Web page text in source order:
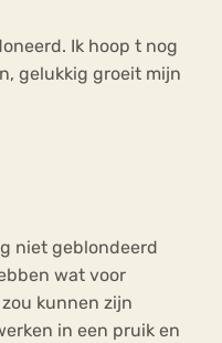
Ik hoop t nog
gelukkig groeit mijn
niet geblondeerd
wat voor
kunnen zijn
in een pruik en